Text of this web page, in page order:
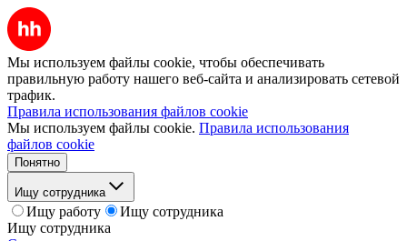
Мы используем файлы cookie, чтобы обеспечивать
правильную работу нашего веб-сайта и анализировать сетевой
трафик.
Правила использования файлов cookie
Мы используем файлы cookie. Правила использования
файлов cookie
Понятно
Ищу сотрудника
Ищу работу
Ищу сотрудника
Ищу сотрудника